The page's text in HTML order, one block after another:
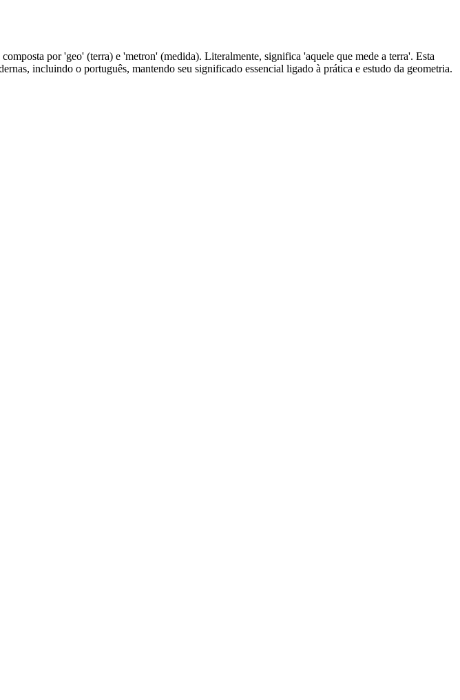
por 'geo' (terra) e 'metron' (medida). Literalmente, significa 'aquele que mede a terra'. Esta
incluindo o português, mantendo seu significado essencial ligado à prática e estudo da geometria.